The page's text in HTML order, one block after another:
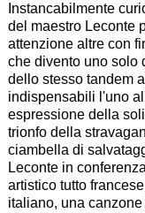
Instancabilmente
del maestro Leconte
attenzione altre con
che divento uno solo
dello stesso tandem
indispensabili l'uno
espressione della
trionfo della
ciambella di
Leconte in
artistico tutto
italiano, una